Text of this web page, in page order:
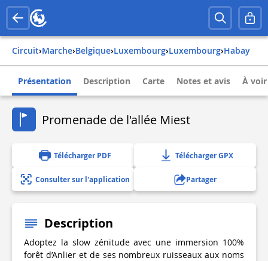
Circuit› Marche› belgique› luxembourg› luxembourg› habay
Présentation Description Carte Notes et avis À
Promenade de l'allée Miest
Télécharger PDF Télécharger GPX
Consulter sur l'application Partager
Description
Adoptez la slow zénitude avec une immersion 100%
forêt d’Anlier et de ses nombreux ruisseaux aux noms